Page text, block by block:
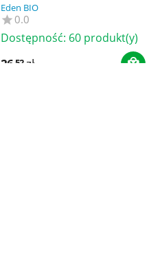
Eden BIO
0.0
Dostępność: 60 produkt(y)
2652 zł